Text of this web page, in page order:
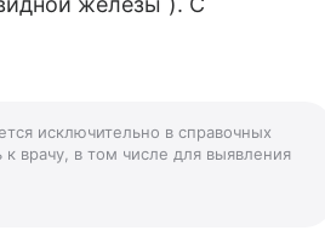
исключительно в справочных
врачу, в том числе для выявления